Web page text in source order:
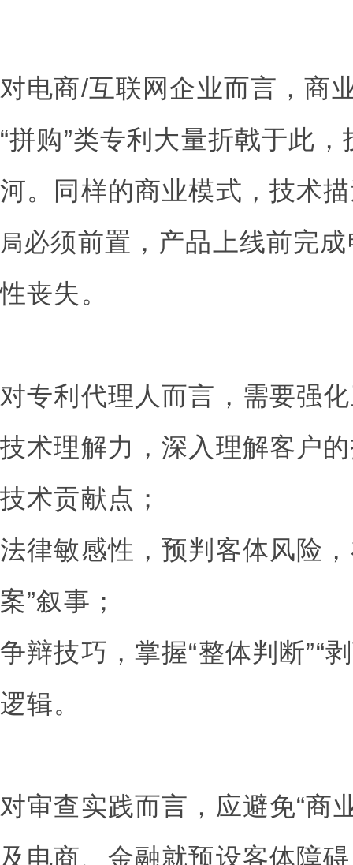
对电商/互联网企业而言，商
“拼购”类专利大量折戟于此
河。同样的商业模式，技术
局必须前置，产品上线前完
性丧失。
对专利代理人而言，需要强
技术理解力，深入理解客户
技术贡献点；
法律敏感性，预判客体风险
案”叙事；
争辩技巧，掌握“整体判断”“
逻辑。
对审查实践而言，应避免“商
及电商、金融就预设客体障